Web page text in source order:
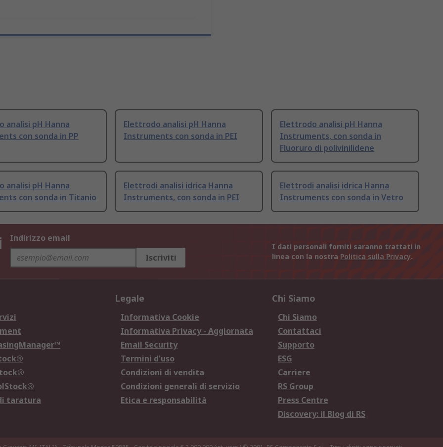
analisi pH Hanna
con sonda in PP
Elettrodo analisi pH Hanna
Instruments con sonda in PEI
Elettrodo analisi pH Hanna
Instruments, con sonda in
Fluoruro di polivinilidene
analisi pH Hanna
con sonda in Titanio
Elettrodi analisi idrica Hanna
Instruments, con sonda in PEI
Elettrodi analisi idrica Hanna
Instruments con sonda in Vetro
Indirizzo email
Iscriviti
I dati personali forniti saranno trattati in
linea con la nostra Politica sulla Privacy.
taratura
Legale
Informativa Cookie
Informativa Privacy - Aggiornata
Email Security
Termini d'uso
Condizioni di vendita
Condizioni generali di servizio
Etica e responsabilità
Chi Siamo
Chi Siamo
Contattaci
Supporto
ESG
Carriere
RS Group
Press Centre
Discovery: il Blog di RS